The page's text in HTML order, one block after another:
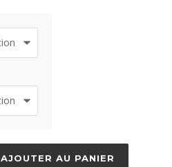
prix :
48,50 €
à
111,00 €
AJOUTER AU PANIER